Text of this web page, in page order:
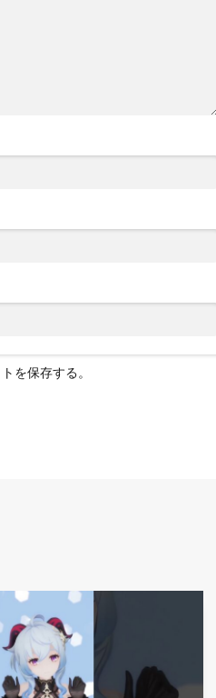
を保存する。